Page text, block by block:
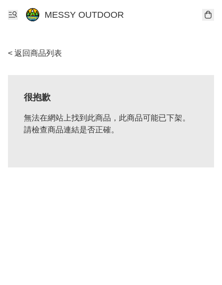
MESSY OUTDOOR
< 返回商品列表
很抱歉
無法在網站上找到此商品，此商品可能已下架。
請檢查商品連結是否正確。